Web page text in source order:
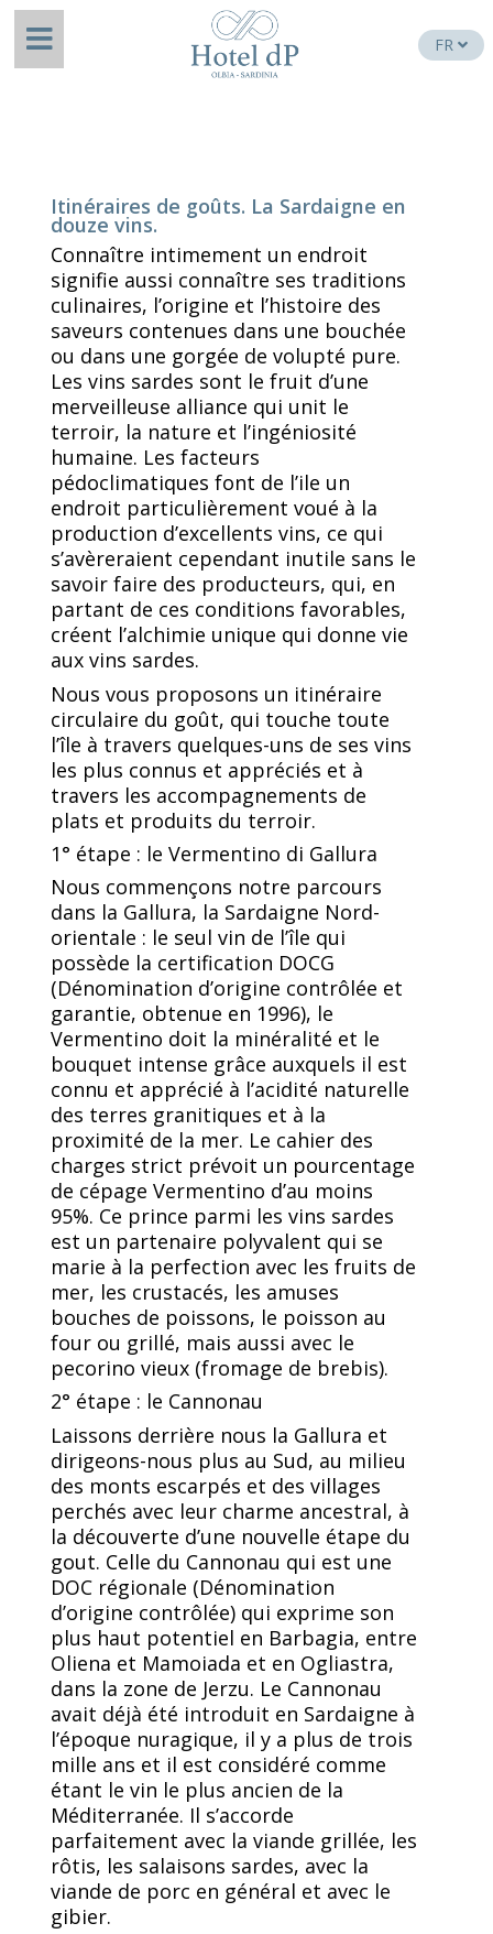
FR
Itinéraires de goûts. La Sardaigne en
douze vins.
Connaître intimement un endroit
signifie aussi connaître ses traditions
culinaires, l’origine et l’histoire des
saveurs contenues dans une bouchée
ou dans une gorgée de volupté pure.
Les vins sardes sont le fruit d’une
merveilleuse alliance qui unit le
terroir, la nature et l’ingéniosité
humaine. Les facteurs
pédoclimatiques font de l’ile un
endroit particulièrement voué à la
production d’excellents vins, ce qui
s’avèreraient cependant inutile sans le
savoir faire des producteurs, qui, en
partant de ces conditions favorables,
créent l’alchimie unique qui donne vie
aux vins sardes.
Nous vous proposons un itinéraire
circulaire du goût, qui touche toute
l’île à travers quelques-uns de ses vins
les plus connus et appréciés et à
travers les accompagnements de
plats et produits du terroir.
1° étape : le Vermentino di Gallura
Nous commençons notre parcours
dans la Gallura, la Sardaigne Nord-
orientale : le seul vin de l’île qui
possède la certification DOCG
(Dénomination d’origine contrôlée et
garantie, obtenue en 1996), le
Vermentino doit la minéralité et le
bouquet intense grâce auxquels il est
connu et apprécié à l’acidité naturelle
des terres granitiques et à la
proximité de la mer. Le cahier des
charges strict prévoit un pourcentage
de cépage Vermentino d’au moins
95%. Ce prince parmi les vins sardes
est un partenaire polyvalent qui se
marie à la perfection avec les fruits de
mer, les crustacés, les amuses
bouches de poissons, le poisson au
four ou grillé, mais aussi avec le
pecorino vieux (fromage de brebis).
2° étape : le Cannonau
Laissons derrière nous la Gallura et
dirigeons-nous plus au Sud, au milieu
des monts escarpés et des villages
perchés avec leur charme ancestral, à
la découverte d’une nouvelle étape du
gout. Celle du Cannonau qui est une
DOC régionale (Dénomination
d’origine contrôlée) qui exprime son
plus haut potentiel en Barbagia, entre
Oliena et Mamoiada et en Ogliastra,
dans la zone de Jerzu. Le Cannonau
avait déjà été introduit en Sardaigne à
l’époque nuragique, il y a plus de trois
mille ans et il est considéré comme
étant le vin le plus ancien de la
Méditerranée. Il s’accorde
parfaitement avec la viande grillée, les
rôtis, les salaisons sardes, avec la
viande de porc en général et avec le
gibier.